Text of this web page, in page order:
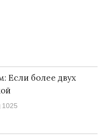
Если более двух
1025